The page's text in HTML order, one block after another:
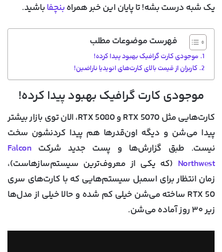
یک شبه درست بشه! تا پایان این خبر همراهبنچفاباشید.
فهرست موضوعات مطلب
موجودی کارت گرافیک بهبود پیدا کرده!
کاربران از قیمت بالای کارت‌های انویدیا ناراضین!
موجودی کارت گرافیک بهبود پیدا کرده!
کارت‌هایی مثلRTX 5070وRTX 5080، الان توی بازار بیشتر
پیدا می‌شن و دیگه اون‌قدرها هم پیدا کردنشون سخت
نیست. طبق گزارش‌ها و پست جدید شرکت Falcon
Northwest (که یکی از معروف‌ترین سیستم‌سازهاست)،
زمان انتظار برای اسمبل سیستم‌هایی که با کارت‌های سری
RTX 50 ساخته می‌شن خیلی کم شده و حالا خیلی از مدل‌ها
زیر ۳۰ روز آماده می‌شن.